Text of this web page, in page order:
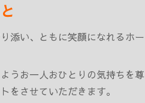
添い、ともに笑顔になれるホー
うお一人おひとりの気持ちを尊
をさせていただきます。